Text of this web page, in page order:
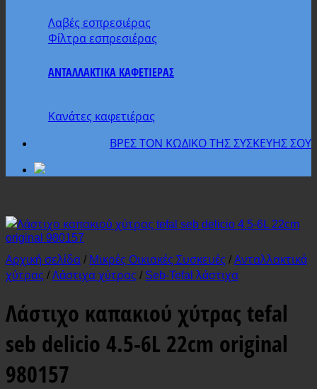
Λαβές εσπρεσιέρας
Φίλτρα εσπρεσιέρας
ΑΝΤΑΛΛΑΚΤΙΚΑ ΚΑΦΕΤΙΕΡΑΣ
Κανάτες καφετιέρας
ΒΡΕΣ ΤΟΝ ΚΩΔΙΚΟ ΤΗΣ ΣΥΣΚΕΥΗΣ ΣΟΥ
Αρχική σελίδα / Μικρές Οικιακές Συσκευές / Ανταλλακτικά
χύτρας / Λάστιχα χύτρας / Seb-Tefal λάστιχα
Λάστιχο καπακιού χύτρας tefal
seb delicio 4.5-6L 22cm original
980157